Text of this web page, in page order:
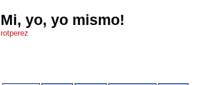
Mi, yo, yo mismo!
rotperez